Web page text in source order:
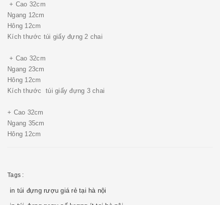
+ Cao 32cm
Ngang 12cm
Hông 12cm
Kích thước túi giấy đựng 2 chai
+ Cao 32cm
Ngang 23cm
Hông 12cm
Kích thước túi giấy đựng 3 chai
+ Cao 32cm
Ngang 35cm
Hông 12cm
Tags :
in túi đựng rượu giá rẻ tại hà nội